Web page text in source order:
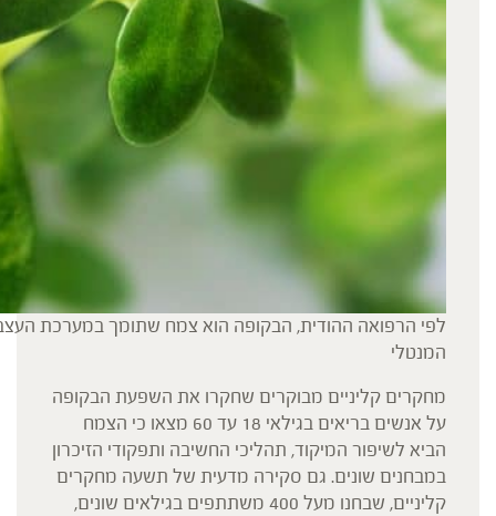
לפי הרפואה ההודית, הבקופה הוא צמח שתומך במערכת
המנטלי
מחקרים קליניים מבוקרים שחקרו את השפעת הבקופה
על אנשים בריאים בגילאי 18 עד 60 מצאו כי הצמח
הביא לשיפור המיקוד, תהליכי החשיבה ותפקודי הזיכרון
במבחנים שונים. גם סקירה מדעית של תשעה מחקרים
קליניים, שבחנו מעל 400 משתתפים בגילאים שונים,